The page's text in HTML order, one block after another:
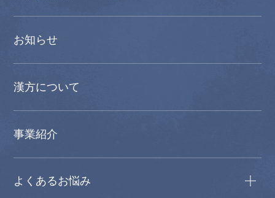
お知らせ
漢方について
事業紹介
よくあるお悩み